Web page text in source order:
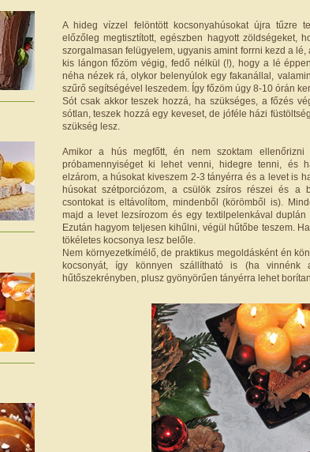
A hideg vízzel felöntött kocsonyahúsokat újra tűzre
előzőleg megtisztított, egészben hagyott zöldségeket,
szorgalmasan felügyelem, ugyanis amint forrni kezd a
kis lángon főzöm végig, fedő nélkül (!), hogy a lé
néha nézek rá, olykor belenyúlok egy fakanállal,
szűrő segítségével leszedem. Így főzöm úgy 8-10 órán
Sót csak akkor teszek hozzá, ha szükséges, a főzés
sótlan, teszek hozzá egy keveset, de jóféle házi
szükség lesz.
Amikor a hús megfőtt, én nem szoktam
próbamennyiséget ki lehet venni, hidegre tenni, és
elzárom, a húsokat kiveszem 2-3 tányérra és a levet is
húsokat szétporciózom, a csülök zsíros részei és a
csontokat is eltávolítom, mindenből (körömből is).
majd a levet lezsírozom és egy textilpelenkával
Ezután hagyom teljesen kihűlni, végül hűtőbe teszem.
tökéletes kocsonya lesz belőle.
Nem környezetkímélő, de praktikus megoldásként én
kocsonyát, így könnyen szállítható is (ha
hűtőszekrényben, plusz gyönyörűen tányérra lehet